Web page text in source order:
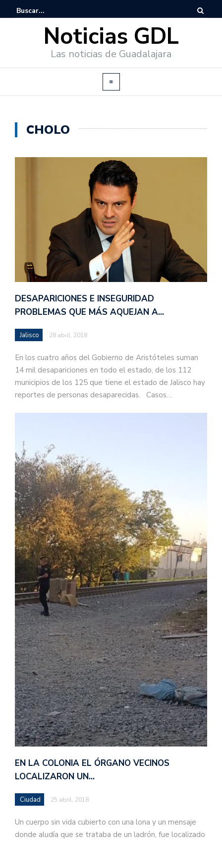
Noticias GDL
Las noticias de Guadalajara
CHOLO
DESAPARICIONES E INSEGURIDAD
PROBLEMAS QUE MÁS AQUEJAN A…
Jalisco 28 abril, 2018
En los cuatro años del Gobierno de Aristóteles suman
14 mil desapariciones en todo el estado, de los 112
municipios de los 125 que tiene el estado de Jalisco hay
reportes de personas desaparecidas. Casos…
EN LA COLONIA EL ÓRGANO VECINOS
LOCALIZARON UN…
Ciudad 25 abril, 2018
Un cuerpo sin vida cubierto con una lona y un mensaje
donde aludía que se trataba de un ladrón, fue localizado